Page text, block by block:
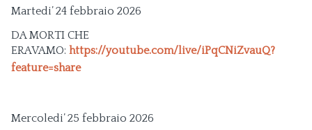
Martedi’ 24 febbraio 2026
DA MORTI CHE
ERAVAMO: https://youtube.com/live/iPqCNiZvauQ?
feature=share
Mercoledi’ 25 febbraio 2026